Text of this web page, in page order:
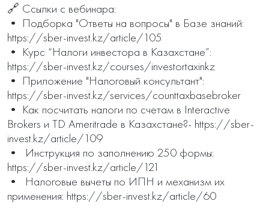
🔗 Ссылки с вебинара:
• Подборка "Ответы на вопросы" в Базе знаний:
https://sber-invest.kz/article/105
• Курс “Налоги инвестора в Казахстане”:
https://sber-invest.kz/courses/investortaxinkz
• Приложение "Налоговый консультант":
https://sber-invest.kz/services/counttaxbasebroker
• Как посчитать налоги по счетам в Interactive
Brokers и TD Ameritrade в Казахстане?- https://sber-
invest.kz/article/109
•  Инструкция по заполнению 250 формы:
https://sber-invest.kz/article/121
•  Налоговые вычеты по ИПН и механизм их
применения: https://sber-invest.kz/article/60